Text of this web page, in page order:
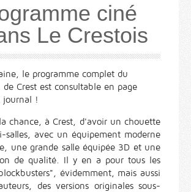
ciné
Le Crestois
le programme complet du
de Crest est consultable en page
journal !
chance, à Crest, d'avoir un chouette
salles, avec un équipement moderne
une grande salle équipée 3D et une
de qualité. Il y en a pour tous les
évidemment, mais aussi
des versions originales sous-